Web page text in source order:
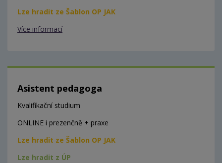
Lze hradit ze Šablon OP JAK
Více informací
Asistent pedagoga
Kvalifikační studium
ONLINE i prezenčně + praxe
Lze hradit ze Šablon OP JAK
Lze hradit z ÚP